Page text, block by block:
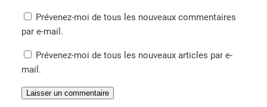
Prévenez-moi de tous les nouveaux commentaires
par e-mail.
Prévenez-moi de tous les nouveaux articles par e-
mail.